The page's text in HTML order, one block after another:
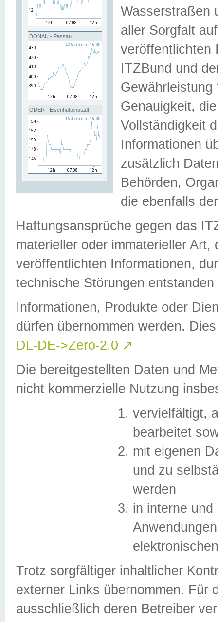
DONAU - Passau
ODER - Eisenhüttenstadt
Wasserstraßen
aller Sorgfalt
veröffentlichten
ITZBund und
Genauigkeit,
Vollständigkeit
Informationen
zusätzlich
Behörden,
die ebenfalls
Haftungsansprüche gegen das
materieller oder immaterieller
veröffentlichten Informationen,
technische Störungen
Informationen, Produkte oder
dürfen übernommen werden.
DL-DE->Zero-2.0 ↗
Die bereitgestellten Daten und
nicht kommerzielle Nutzung
vervielfältigt,
bearbeitet
mit eigenen
und zu
werden
in interne
Trotz sorgfältiger inhaltlicher
externer Links übernommen. Für
ausschließlich deren Betreiber